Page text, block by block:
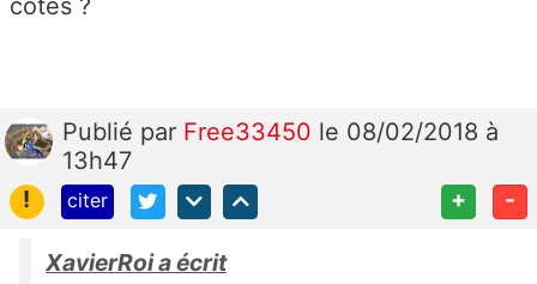
côtés ?
Publié par Free33450 le 08/02/2018 à
13h47
!
citer + -
XavierRoi a écrit